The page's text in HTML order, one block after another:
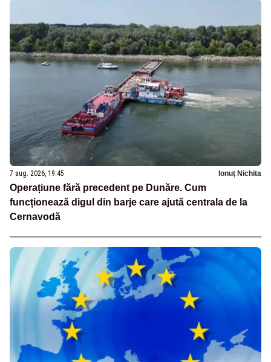
7 aug. 2026, 19:45 Ionuț Nichita
Operațiune fără precedent pe Dunăre. Cum
funcționează digul din barje care ajută centrala de la
Cernavodă